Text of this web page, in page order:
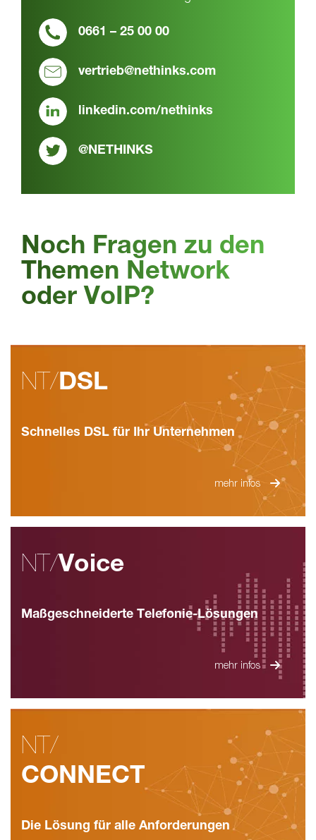
0661 – 25 00 00
vertrieb@nethinks.com
linkedin.com/nethinks
@NETHINKS
Noch Fragen zu den
Themen Network
oder VoIP?
NT/DSL
Schnelles DSL für Ihr Unternehmen
mehr infos
NT/Voice
Maßgeschneiderte Telefonie-Lösungen
mehr infos
NT/
CONNECT
Die Lösung für alle Anforderungen